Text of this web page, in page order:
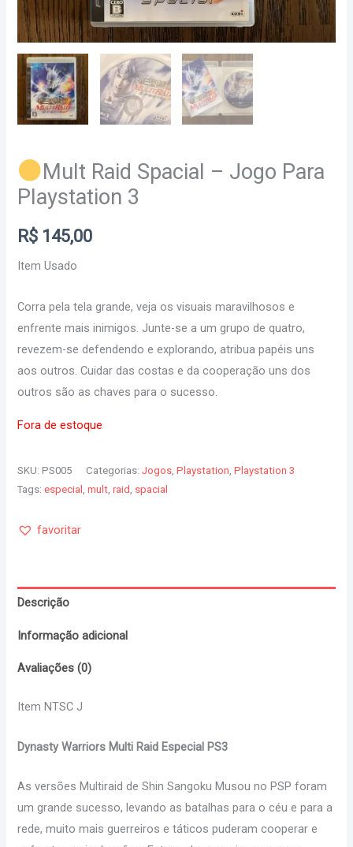
Mult Raid Spacial – Jogo Para
Playstation 3
R$ 145,00
Item Usado
Corra pela tela grande, veja os visuais maravilhosos e
enfrente mais inimigos. Junte-se a um grupo de quatro,
revezem-se defendendo e explorando, atribua papéis uns
aos outros. Cuidar das costas e da cooperação uns dos
outros são as chaves para o sucesso.
Fora de estoque
SKU:PS005 Categorias:Jogos,Playstation,Playstation 3
Tags:especial,mult,raid, spacial
favoritar
Descrição
Informação adicional
Avaliações (0)
Item NTSC J
Dynasty Warriors Multi Raid Especial PS3
As versões Multiraid de Shin Sangoku Musou no PSP foram
um grande sucesso, levando as batalhas para o céu e para a
rede, muito mais guerreiros e táticos puderam cooperar e